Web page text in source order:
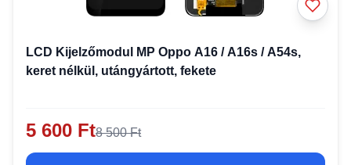
LCD Kijelzőmodul MP Oppo A16 / A16s / A54s,
keret nélkül, utángyártott, fekete
5 600 Ft8 500 Ft